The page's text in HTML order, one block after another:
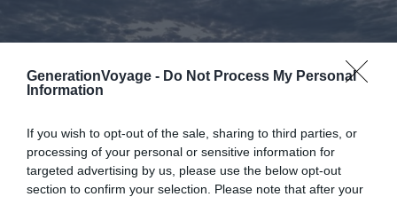
GenerationVoyage - Do Not Process My Personal
Information
If you wish to opt-out of the sale, sharing to third parties, or
processing of your personal or sensitive information for
targeted advertising by us, please use the below opt-out
section to confirm your selection. Please note that after your